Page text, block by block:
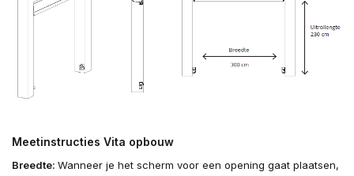
Meetinstructies Vita opbouw
Breedte: Wanneer je het scherm voor een opening gaat plaatsen,